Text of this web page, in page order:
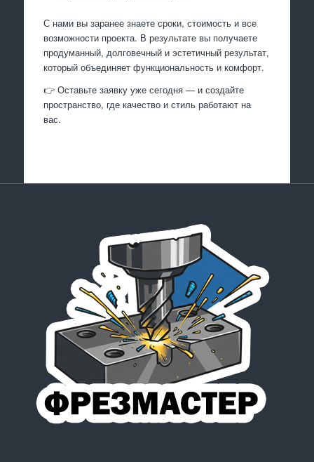
С нами вы заранее знаете сроки, стоимость и все
возможности проекта. В результате вы получаете
продуманный, долговечный и эстетичный результат,
который объединяет функциональность и комфорт.
👉 Оставьте заявку уже сегодня — и создайте
пространство, где качество и стиль работают на
вас.